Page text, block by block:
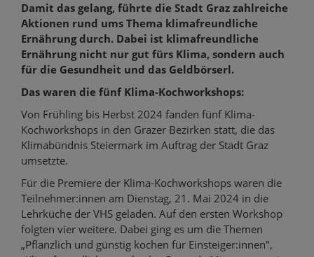
Damit das gelang, führte die Stadt Graz zahlreiche
Aktionen rund ums Thema klimafreundliche
Ernährung durch. Dabei ist klimafreundliche
Ernährung nicht nur gut fürs Klima, sondern auch
für die Gesundheit und das Geldbörserl.
Das waren die fünf Klima-Kochworkshops:
Von Frühling bis Herbst 2024 fanden fünf Klima-
Kochworkshops in den Grazer Bezirken statt, die das
Klimabündnis Steiermark im Auftrag der Stadt Graz
umsetzte.
Für die Premiere der Klima-Kochworkshops waren die
Teilnehmer:innen am Dienstag, 21. Mai 2024 in die
Lehrküche der VHS geladen. Auf den ersten Workshop
folgten vier weitere. Dabei ging es um die Themen
„Pflanzlich und günstig kochen für Einsteiger:innen",